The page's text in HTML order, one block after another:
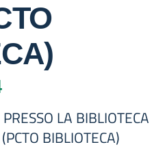
LA BIBLIOTECA
BIBLIOTECA)